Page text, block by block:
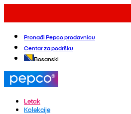
Pronađi Pepco prodavnicu
Centar za podršku
Bosanski
Letak
Kolekcije